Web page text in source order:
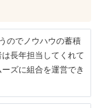
のでノウハウの蓄積
長年担当してくれて
ズに組合を運営でき